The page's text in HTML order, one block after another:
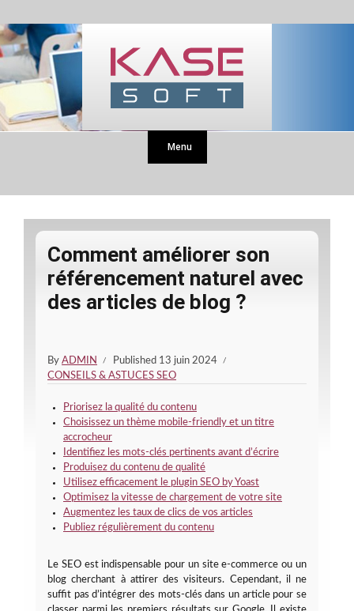
Menu
Comment améliorer son
référencement naturel avec
des articles de blog ?
By ADMIN Published 13 juin 2024
CONSEILS & ASTUCES SEO
Priorisez la qualité du contenu
Choisissez un thème mobile-friendly et un titre
accrocheur
Identifiez les mots-clés pertinents avant d’écrire
Produisez du contenu de qualité
Utilisez efficacement le plugin SEO by Yoast
Optimisez la vitesse de chargement de votre site
Augmentez les taux de clics de vos articles
Publiez régulièrement du contenu
Le SEO est indispensable pour un site e-commerce ou un
blog cherchant à attirer des visiteurs. Cependant, il ne
suffit pas d’intégrer des mots-clés dans un article pour se